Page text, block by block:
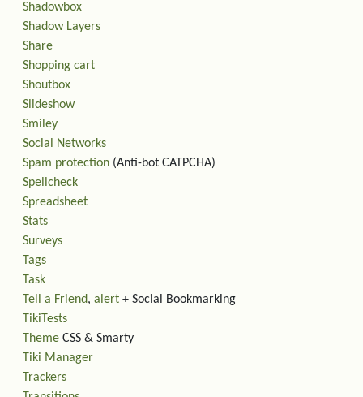
Shadowbox
Shadow Layers
Share
Shopping cart
Shoutbox
Slideshow
Smiley
Social Networks
Spam protection (Anti-bot CATPCHA)
Spellcheck
Spreadsheet
Stats
Surveys
Tags
Task
Tell a Friend, alert + Social Bookmarking
TikiTests
Theme CSS & Smarty
Tiki Manager
Trackers